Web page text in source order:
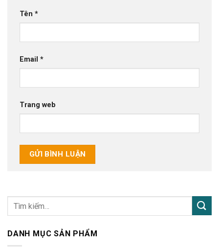
Tên *
Email *
Trang web
DANH MỤC SẢN PHẨM